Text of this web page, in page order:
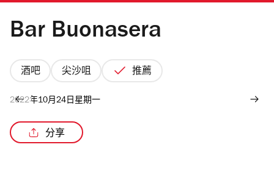
Bar Buonasera
酒吧 尖沙咀 推薦
2022年10月24日星期一
分享